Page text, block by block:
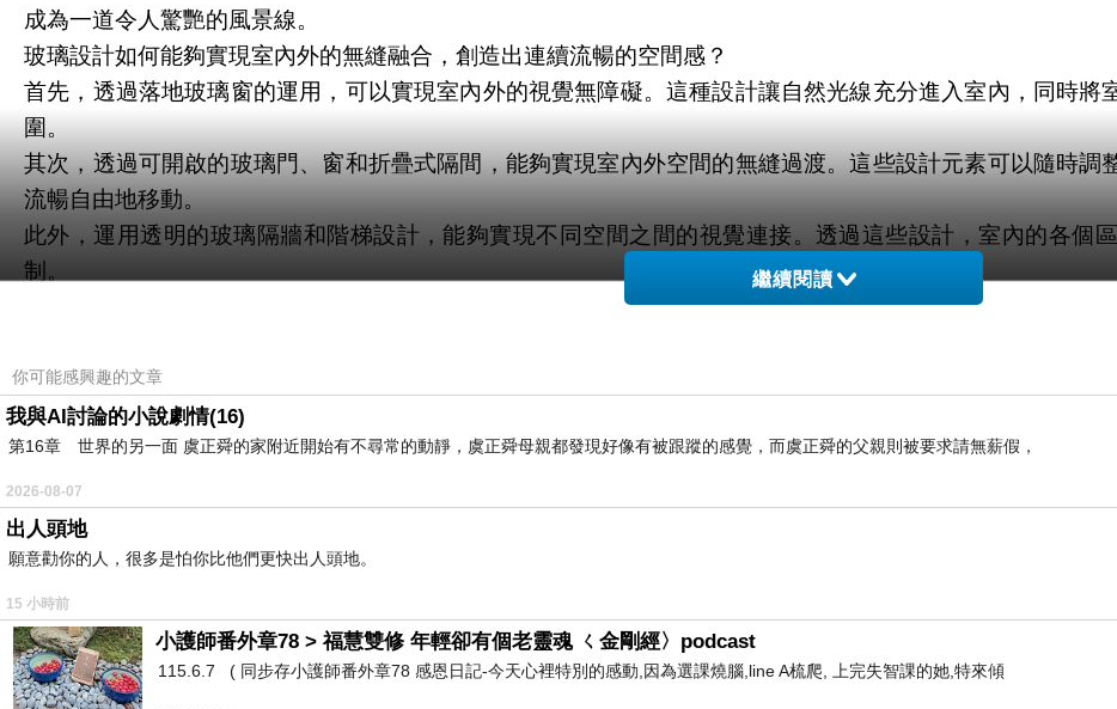
成為一道令人驚艷的風景線。
玻璃設計如何能夠實現室內外的無縫融合，創造出連續流暢的空間感？
首先，透過落地玻璃窗的運用，可以實現室內外的視覺無障礙。這種設計讓自然光線充分進入室內，同時將
圍。
其次，透過可開啟的玻璃門、窗和折疊式隔間，能夠實現室內外空間的無縫過渡。這些設計元素可以隨時調
流暢自由地移動。
此外，運用透明的玻璃隔牆和階梯設計，能夠實現不同空間之間的視覺連接。透過這些設計，室內的各個
制。
最後，利用玻璃的反射和折射效果，可以在室內營造出多變的光影效果。這種設計讓室內的光線變化豐富，
開放的居住環境，為使用者帶來愉悅的生活體驗。
上一篇：
下一篇：學我這樣裝潢居家，讓你的家看起來更好看
繼續閱讀
你可能感興趣的文章
我與AI討論的小說劇情(16)
第16章 世界的另一面 虞正舜的家附近開始有不尋常的動靜，虞正舜母親都發現好像有被跟蹤的感覺，而虞正舜的父親則被要求請無薪假，
2026-08-07
出人頭地
願意勸你的人，很多是怕你比他們更快出人頭地。
15 小時前
小護師番外章78 > 福慧雙修 年輕卻有個老靈魂 ㄑ金剛經〉podcast
115.6.7 ( 同步存小護師番外章78 感恩日記-今天心裡特別的感動,因為選課燒腦,line A梳爬, 上完失智課的她,特來傾